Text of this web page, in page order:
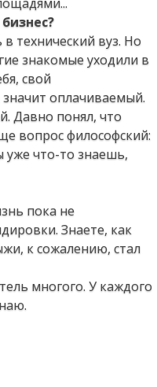
технический вуз. Но
знакомые уходили в
свой
оплачиваемый.
Давно понял, что
вопрос философский:
уже что-то знаешь,
пока не
Знаете, как
к сожалению, стал
многого. У каждого